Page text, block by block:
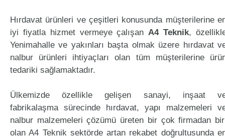
Hırdavat ürünleri ve çeşitleri konusunda müşterilerine
iyi fiyatla hizmet vermeye çalışanA4 Teknik,
Yenimahalle ve yakınları başta olmak üzere hırdavat
nalbur ürünleri ihtiyaçları olan tüm müşterilerine
tedariki sağlamaktadır.
Ülkemizde özellikle gelişen sanayi, inşaat
fabrikalaşma sürecinde hırdavat, yapı malzemeleri
nalbur malzemeleri çözümü üreten bir çok firmadan
olan A4 Teknik sektörde artan rekabet doğrultusunda